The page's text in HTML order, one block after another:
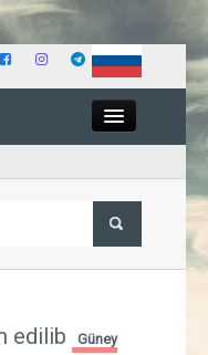
İqtisadiyyat
edilib Güney